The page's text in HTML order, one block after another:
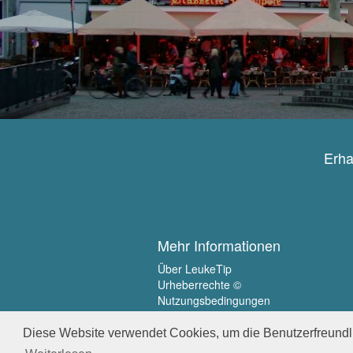
Diese Website verwendet Cookies, um die
Mehr Informationen
Über LeukeTip
Urheberrechte ©
Nutzungsbedingungen
Privatsphäre